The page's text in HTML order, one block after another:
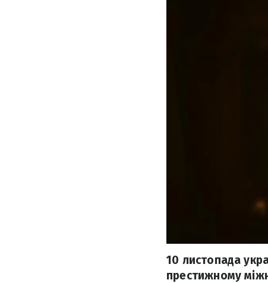
10 листопада
престижному